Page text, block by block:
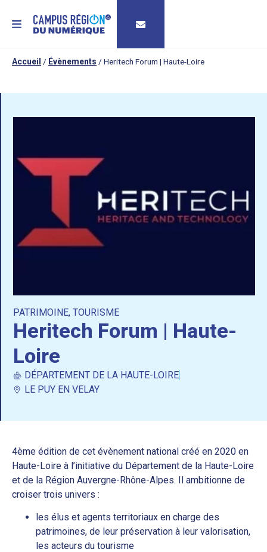
MENU
Accueil / Évènements / Heritech Forum | Haute-Loire
PATRIMOINE, TOURISME
Heritech Forum | Haute-
Loire
DÉPARTEMENT DE LA HAUTE-LOIRE
LE PUY EN VELAY
4ème édition de cet évènement national créé en 2020 en
Haute-Loire à l’initiative du Département de la Haute-Loire
et de la Région Auvergne-Rhône-Alpes. Il ambitionne de
croiser trois univers :
les élus et agents territoriaux en charge des
patrimoines, de leur préservation à leur valorisation,
les acteurs du tourisme